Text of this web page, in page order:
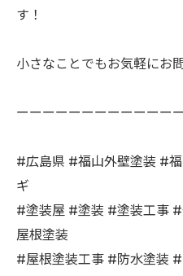
す！
小さなことでもお気軽にお
ーーーーーーーーーーーー
#広島県 #福山外壁塗装 #
ギ
#塗装屋 #塗装 #塗装工事
屋根塗装
#屋根塗装工事 #防水塗装